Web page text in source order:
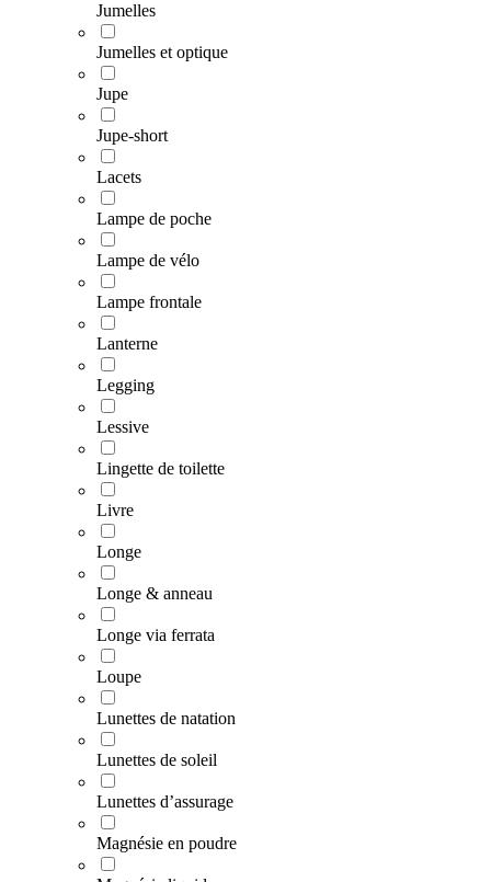
Jumelles
Jumelles et optique
Jupe
Jupe-short
Lacets
Lampe de poche
Lampe de vélo
Lampe frontale
Lanterne
Legging
Lessive
Lingette de toilette
Livre
Longe
Longe & anneau
Longe via ferrata
Loupe
Lunettes de natation
Lunettes de soleil
Lunettes d’assurage
Magnésie en poudre